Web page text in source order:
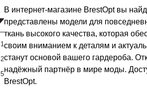
1
2
5
В интернет-магазине BrestOpt вы
представлены модели для
ткань высокого качества, которая
своим вниманием к деталям и
станут основой вашего гардероба.
надёжный партнёр в мире моды.
BrestOpt.